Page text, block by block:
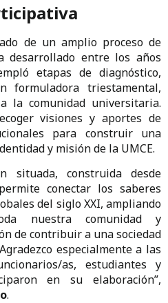
de un amplio proceso de
desarrollado entre los años
etapas de diagnóstico,
formuladora triestamental,
la comunidad universitaria.
visiones y aportes de
para construir una
y misión de la UMCE.
situada, construida desde
conectar los saberes
del siglo XXI, ampliando
nuestra comunidad y
de contribuir a una sociedad
especialmente a las
as, estudiantes y
en su elaboración”,
.